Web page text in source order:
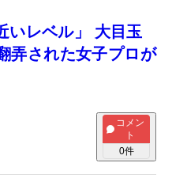
いレベル」 大目玉
弄された女子プロが
コメン
ト
0件